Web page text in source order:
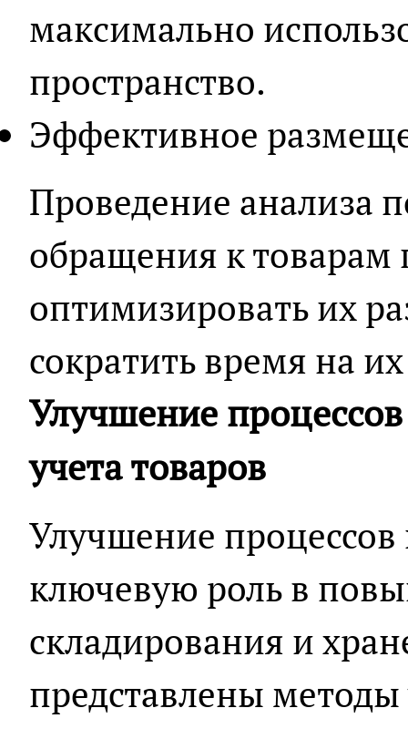
максимально
пространство.
Эффективное
Проведение анализа
обращения к товарам
оптимизировать их
сократить время на
Улучшение
учета товаров
Улучшение
ключевую роль в
складирования и
представлены